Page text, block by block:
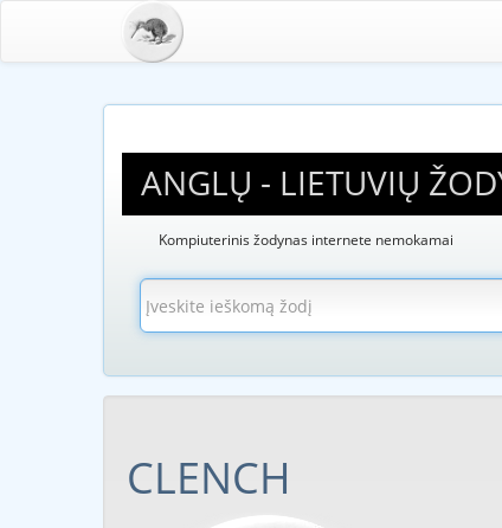
ANGLŲ - LIETUVIŲ
Kompiuterinis žodynas internete nemokamai
CLENCH